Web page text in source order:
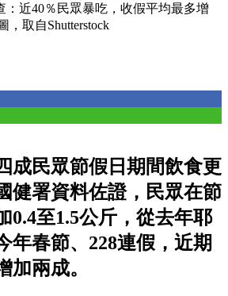
：近40％民眾暴吃，收假平均最多增
，取自Shutterstock
成民眾節假日期間飲食更
健署資料佐證，民眾在節
0.4至1.5公斤，從去年耶
年春節、228連假，近期
加兩成。